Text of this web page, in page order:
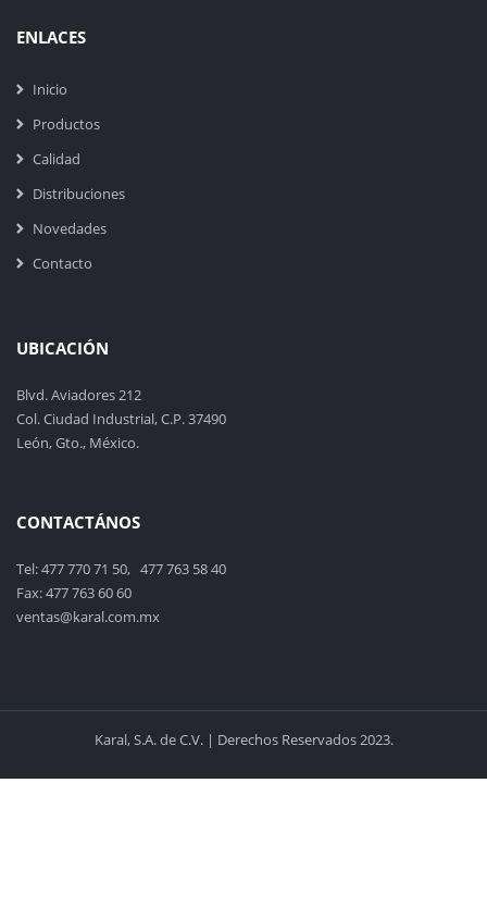
ENLACES
Inicio
Productos
Calidad
Distribuciones
Novedades
Contacto
UBICACIÓN
Blvd. Aviadores 212
Col. Ciudad Industrial, C.P. 37490
León, Gto., México.
CONTACTÁNOS
Tel: 477 770 71 50, 477 763 58 40
Fax: 477 763 60 60
ventas@karal.com.mx
Karal, S.A. de C.V. | Derechos Reservados 2023.